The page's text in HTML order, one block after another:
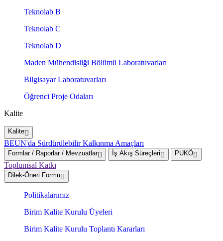
Teknolab B
Teknolab C
Teknolab D
Maden Mühendisliği Bölümü Laboratuvarları
Bilgisayar Laboratuvarları
Öğrenci Proje Odaları
Kalite
Kalite
BEUN'da Sürdürülebilir Kalkınma Amaçları
Formlar / Raporlar / Mevzuatlar İş Akış Süreçleri PUKÖ
Toplumsal Katkı
Dilek-Öneri Formu
Politikalarımız
Birim Kalite Kurulu Üyeleri
Birim Kalite Kurulu Toplantı Kararları